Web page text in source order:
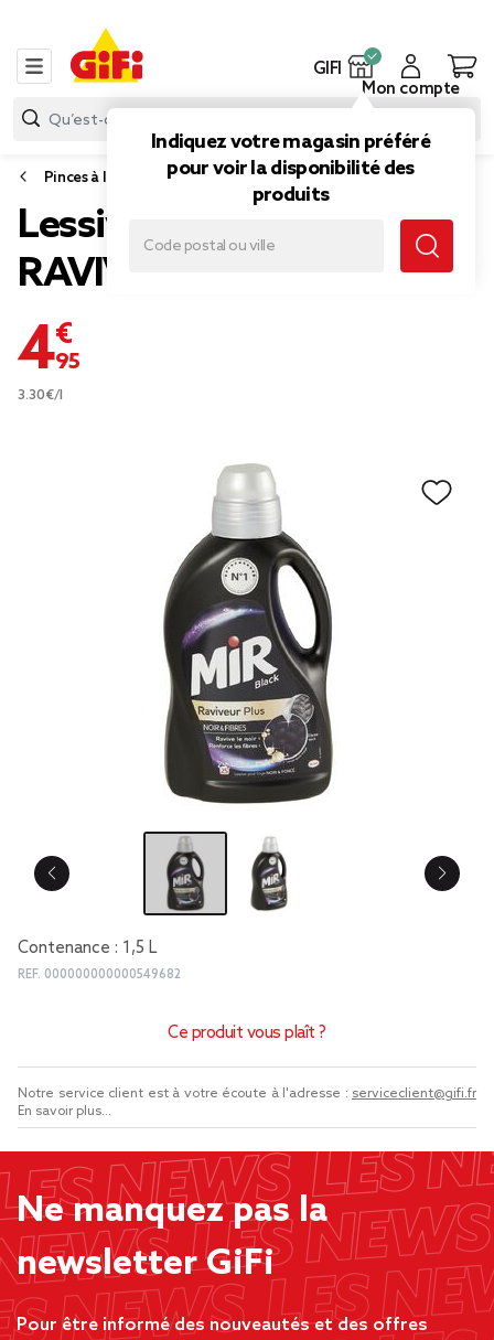
GIFI
Indiquez votre magasin préféré
pour voir la disponibilité des
produits
Mon compte
Pinces à linge, accessoires linge et lessive
Lessive MIR Black
RAVIVEUR
4,95 €
3.30€/l
Contenance : 1,5 L
REF. 000000000000549682
Ce produit vous plaît ?
Notre service client est à votre écoute à l'adresse : serviceclient@gifi.fr
En savoir plus...
Ne manquez pas la
newsletter GiFi
Pour être informé des nouveautés et des offres